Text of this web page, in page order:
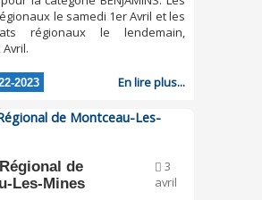
le samedi 1er Avril et les
régionaux le lendemain,
2023 En lire plus...
de
Les-Mines
3
avril